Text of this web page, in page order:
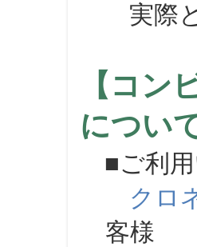
実際と
【コン
につい
■ご利用
クロ
客様